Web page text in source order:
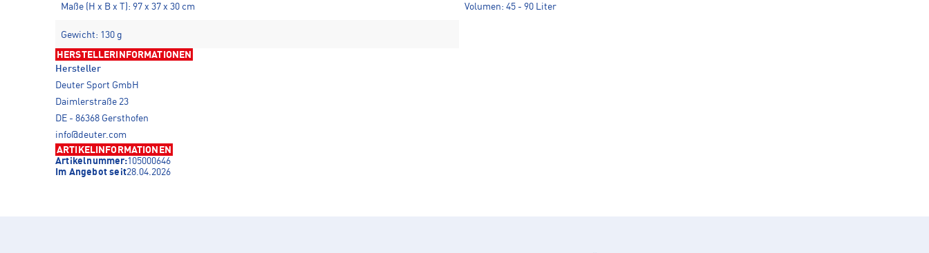
Maße (H x B x T): 97 x 37 x 30 cm Volumen: 45 - 90 Liter
Gewicht: 130 g
HERSTELLERINFORMATIONEN
Hersteller
Deuter Sport GmbH
Daimlerstraße 23
DE - 86368 Gersthofen
info@deuter.com
ARTIKELINFORMATIONEN
Artikelnummer:105000646
Im Angebot seit28.04.2026